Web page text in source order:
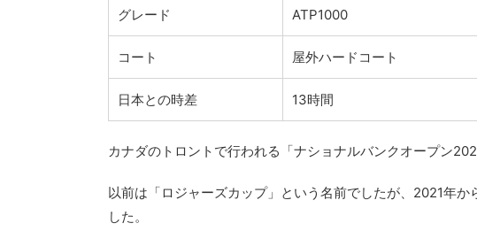
グレード ATP1000
コート 屋外ハードコート
日本との時差 13時間
カナダのトロントで行われる「ナショナルバンクオープン
以前は「ロジャーズカップ」という名前でしたが、2021年
した。